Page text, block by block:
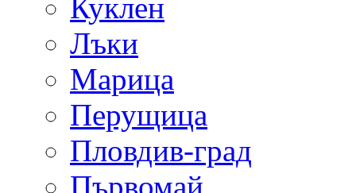
Куклен
Лъки
Марица
Перущица
Пловдив-град
Първомай